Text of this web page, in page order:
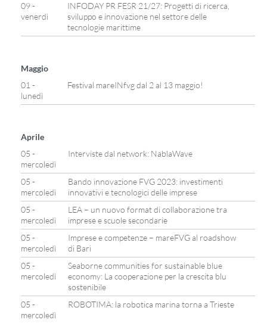
09 -
venerdì
INFODAY PR FESR 21/27: Progetti di ricerca,
sviluppo e innovazione nel settore delle
tecnologie marittime
Maggio
01 -
lunedì
Festival mareINfvg dal 2 al 13 maggio!
Aprile
05 -
mercoledì
Interviste dal network: NablaWave
05 -
mercoledì
Bando innovazione FVG 2023: investimenti
innovativi e tecnologici delle imprese
05 -
mercoledì
LEA – un nuovo format di collaborazione tra
imprese e scuole secondarie
05 -
mercoledì
Imprese e competenze – mareFVG al roadshow
di Bari
05 -
mercoledì
Seaborne communities for sustainable blue
economy: La cooperazione per la crescita blu
sostenibile
05 -
mercoledì
ROBOTIMA: la robotica marina torna a Trieste